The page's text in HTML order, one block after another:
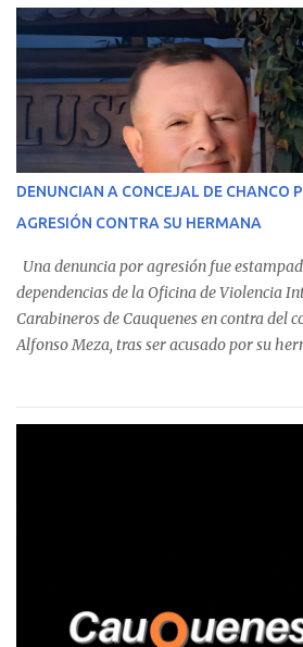
estableció que estos funcionarios
custodian fondos públicos— efectuaron
monto total de $116.075.918 entre enero
En el detalle regional, se indica que en la
identificó a cuatro funcionarios
operaciones. Asimismo, se precisa que uno
corresponde a un funcionario de la
detectaron incumplimientos a la
precisa que la mayor cantidad de dinero
Talca, donde...
DENUNCIAN A CONCEJAL DE CHANCO
AGRESIÓN CONTRA SU HERMANA
Una denuncia por agresión fue
dependencias de la Oficina de Violencia
Carabineros de Cauquenes en contra del
Alfonso Meza, tras ser acusado por su
relató que los hechos ocurrieron cerca de
trabajadores, el edil descendió del
confrontación, la habría tomado de los